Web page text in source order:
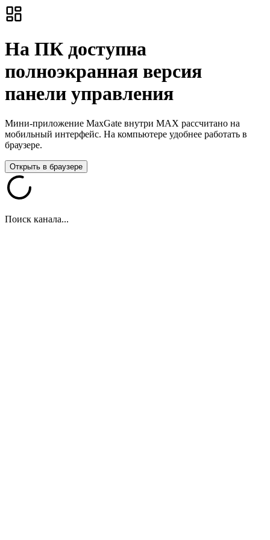
На ПК доступна
полноэкранная версия
панели управления
Мини-приложение MaxGate внутри MAX рассчитано на
мобильный интерфейс. На компьютере удобнее работать в
браузере.
Открыть в браузере
Поиск канала...